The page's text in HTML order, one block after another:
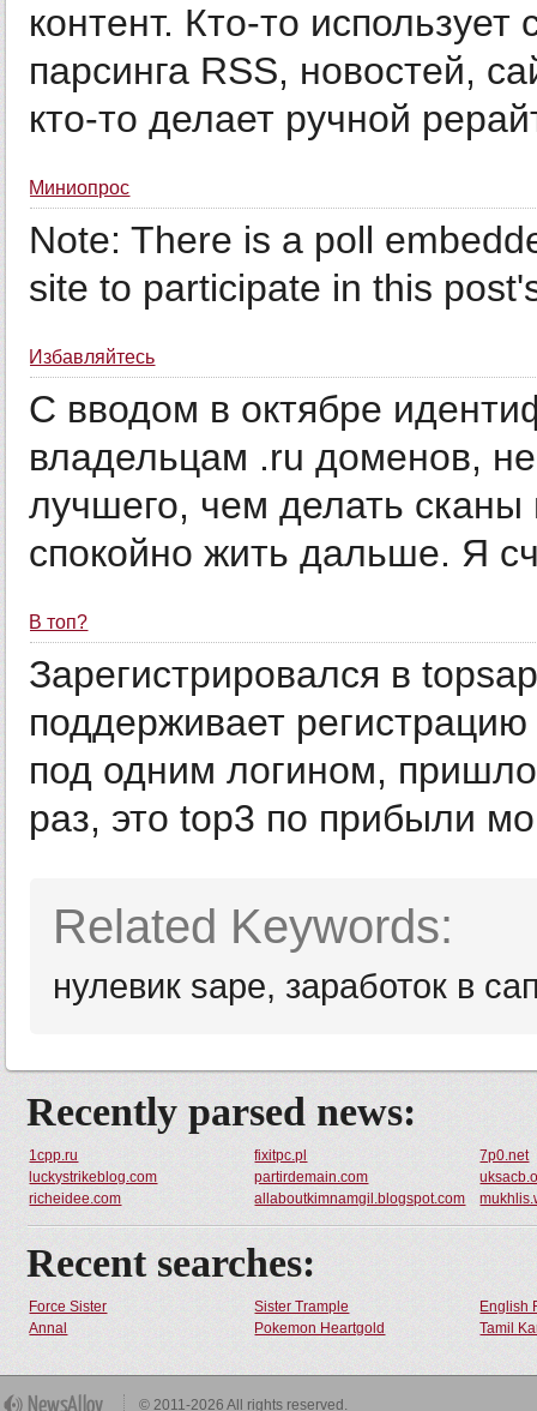
контент. Кто-то использует
парсинга RSS, новостей,
кто-то делает ручной
Миниопрос
Note: There is a poll
site to participate in this
Избавляйтесь
С вводом в октябре
владельцам .ru доменов,
лучшего, чем делать
спокойно жить дальше. Я
В топ?
Зарегистрировался в
поддерживает регистрацию
под одним логином,
раз, это top3 по прибыли
Related Keywords:
нулевик sape, заработок в
Recently parsed news:
1cpp.ru fixitpc.pl
7p0.net
luckystrikeblog.com
partirdemain.com
richeidee.com
allaboutkimnamgil.blogspot.com
Recent searches:
Force Sister Sister Trample
English
Annal
Pokemon Heartgold Tamil
© 2011-2026 All rights reserved.